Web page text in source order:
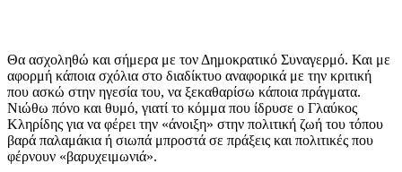
Θα ασχοληθώ και σήμερα με τον Δημοκρατικό Συναγερμό. Και με
αφορμή κάποια σχόλια στο διαδίκτυο αναφορικά με την κριτική
που ασκώ στην ηγεσία του, να ξεκαθαρίσω κάποια πράγματα.
Νιώθω πόνο και θυμό, γιατί το κόμμα που ίδρυσε ο Γλαύκος
Κληρίδης για να φέρει την «άνοιξη» στην πολιτική ζωή του τόπου
βαρά παλαμάκια ή σιωπά μπροστά σε πράξεις και πολιτικές που
φέρνουν «βαρυχειμωνιά».